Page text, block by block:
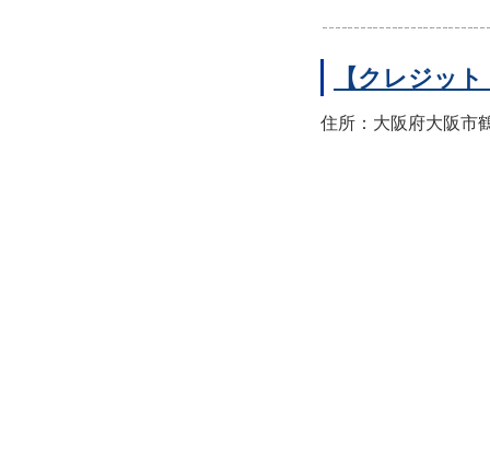
【クレジッ
住所：大阪府大阪市